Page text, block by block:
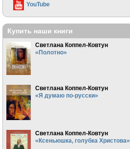
YouTube
Купить наши книги
Светлана Коппел-Ковтун
«Полотно»
Светлана Коппел-Ковтун
«Я думаю по-русски»
Светлана Коппел-Ковтун
«Ксеньюшка, голубка Христова»